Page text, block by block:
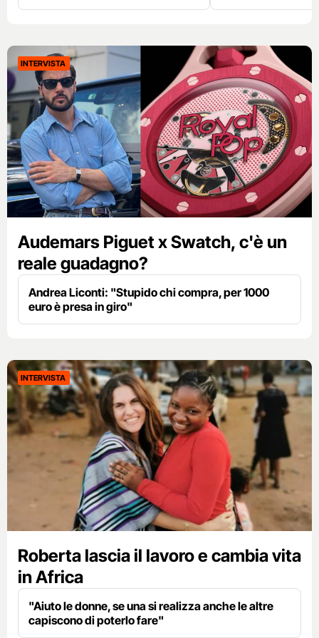
INTERVISTA
Audemars Piguet x Swatch, c'è un
reale guadagno?
Andrea Liconti: "Stupido chi compra, per 1000
euro è presa in giro"
INTERVISTA
Roberta lascia il lavoro e cambia vita
in Africa
"Aiuto le donne, se una si realizza anche le altre
capiscono di poterlo fare"